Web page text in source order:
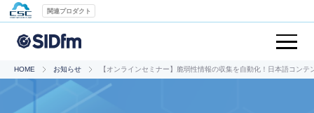
関連プロダクト
HOME お知らせ 【オンラインセミナー】脆弱性情報の収集を自動化！日本語コン